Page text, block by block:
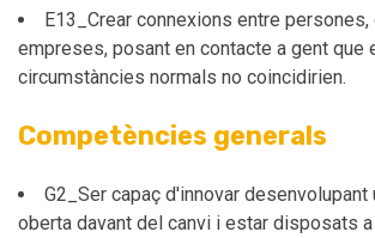
E13_Crear connexions entre
empreses, posant en contacte a gent que
circumstàncies normals no coincidirien.
Competències generals
G2_Ser capaç d'innovar desenvolupant
oberta davant del canvi i estar disposats